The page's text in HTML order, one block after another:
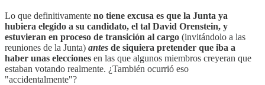
Lo que definitivamente no tiene excusa es que la Junta ya
hubiera elegido a su candidato, el tal David Orenstein, y
estuvieran en proceso de transición al cargo (invitándolo a las
reuniones de la Junta) antes de siquiera pretender que iba a
haber unas elecciones en las que algunos miembros creyeran que
estaban votando realmente. ¿También ocurrió eso
"accidentalmente"?